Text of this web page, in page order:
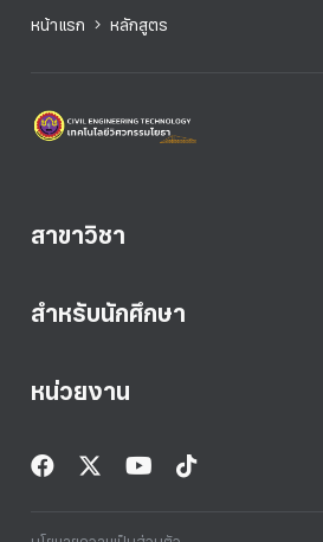
หน้าแรก หลักสูตร
สาขาวิชา
สำหรับนักศึกษา
หน่วยงาน